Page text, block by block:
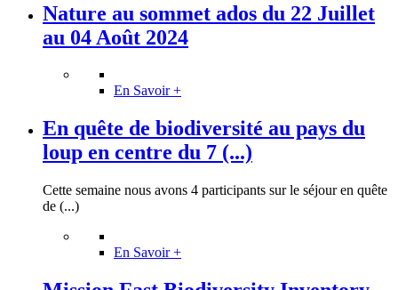
Nature au sommet ados du 22 Juillet
au 04 Août 2024
En Savoir +
En quête de biodiversité au pays du
loup en centre du 7 (...)
Cette semaine nous avons 4 participants sur le séjour en quête
de (...)
En Savoir +